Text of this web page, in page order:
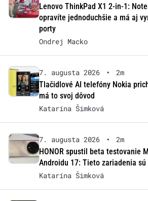
Lenovo ThinkPad X1 2-in-1:
opravíte jednoduchšie a má aj
porty
Ondrej Macko
7. augusta 2026 •
2m
Tlačidlové AI telefóny Nokia
má to svoj dôvod
Katarína Šimková
7. augusta 2026 •
2m
HONOR spustil beta testovanie
Androidu 17: Tieto zariadenia
Katarína Šimková